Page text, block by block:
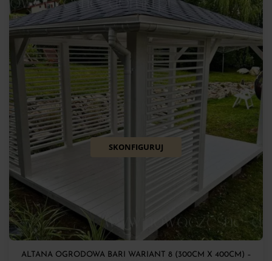
SKONFIGURUJ
ALTANA OGRODOWA BARI WARIANT 8 (300CM X 400CM) –